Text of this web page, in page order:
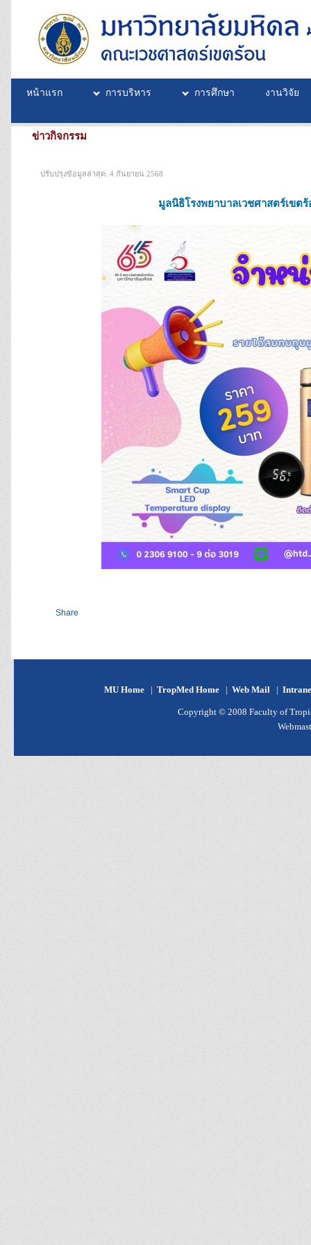
หน้าแรก การบริหาร การศึกษา งานวิจัย
ข่าวกิจกรรม
ปรับปรุงข้อมูลล่าสุด: 4 กันยายน 2568
มูลนิธิโรงพยาบาลเวชศาสตร์เข
Share
MU Home | TropMed Home | Web Mail |
Copyright © 2008 Faculty of